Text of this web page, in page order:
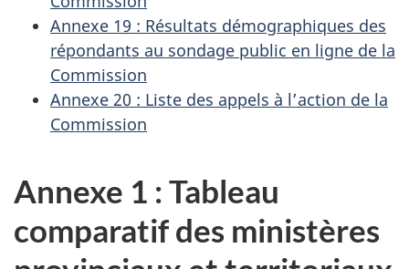
Annexe 19 : Résultats démographiques des
répondants au sondage public en ligne de la
Commission
Annexe 20 : Liste des appels à l’action de la
Commission
Annexe 1 : Tableau
comparatif des ministères